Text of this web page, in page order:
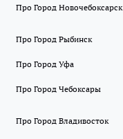
Про Город Новочебоксарск
Про Город Рыбинск
Про Город Уфа
Про Город Чебоксары
Про Город Владивосток